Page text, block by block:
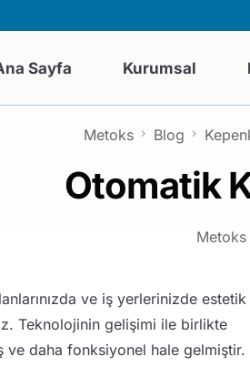
Sayfa Kurumsal
Kayar Bahçe Kapıları
Bariyer
Metoks Blog
Otomatik
Metoks
ve iş yerlerinizde estetik
Teknolojinin gelişimi ile birlikte
ve daha fonksiyonel hale gelmiştir.